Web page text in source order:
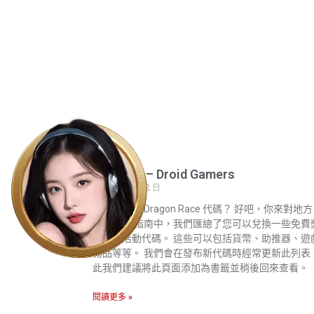
龍族代碼 – Droid Gamers
2023 年 6 月 12 日
尋找最新的 Dragon Race 代碼？ 好吧，你來對地方
了。 在本指南中，我們匯總了您可以兌換一些免費
的最新活動代碼。 這些可以包括貨幣、助推器、遊
物品等等。 我們會在發布新代碼時經常更新此列表
此我們建議將此頁面添加為書籤並稍後回來查看。
閱讀更多 »